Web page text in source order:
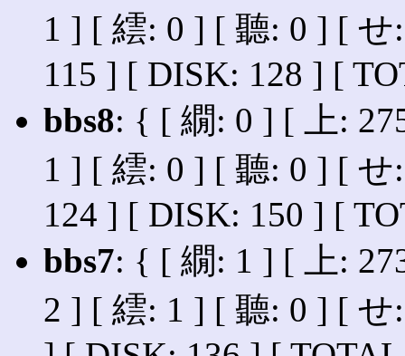
1 ] [ 繧: 0 ] [ 聽: 0 ] [
115 ] [ DISK: 128 ] [
bbs8: { [ 繝: 0 ] [ 上:
1 ] [ 繧: 0 ] [ 聽: 0 ] [
124 ] [ DISK: 150 ] [
bbs7: { [ 繝: 1 ] [ 上:
2 ] [ 繧: 1 ] [ 聽: 0 ] [